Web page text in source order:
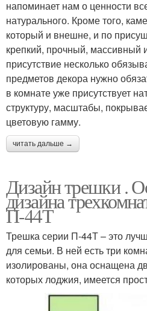
напоминает нам о ценности
натурального. Кроме того,
который и внешне, и по
крепкий, прочный, массивный
присутствие несколько
предметов декора нужно
в комнате уже присутствует
структуру, масштабы,
цветовую гамму.
читать дальше →
Дизайн трешки .
дизайна
П-44Т
Трешка серии П-44Т – это
для семьи. В ней есть три
изолированы, она оснащена
которых лоджия, имеется